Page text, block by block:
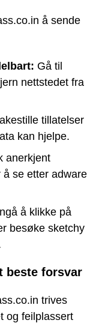
å sende
Gå til
nettstedet fra
tillatelser
kan hjelpe.
anerkjent
se etter adware
å klikke på
besøke sketchy
beste forsvar
trives
og feilplassert